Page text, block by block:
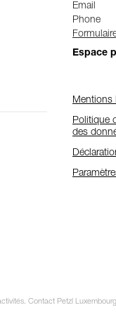
Email
Phone
Espace
Mentions
Politique
des
Contact Petzl Luxembourg